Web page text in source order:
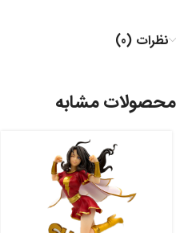
نظرات (0)
محصولات مشابه